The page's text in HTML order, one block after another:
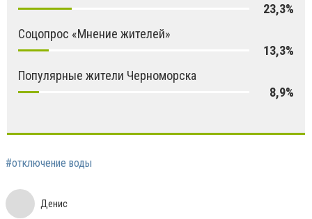
23,3%
Соцопрос «Мнение жителей»
13,3%
Популярные жители Черноморска
8,9%
#отключение воды
Денис